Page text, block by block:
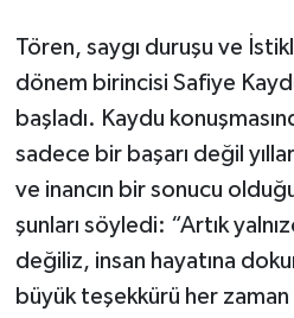
Tören, saygı duruşu ve
dönem birincisi Safiye
başladı. Kaydu
sadece bir başarı değil
ve inancın bir sonucu
şunları söyledi: “Artık
değiliz, insan hayatına
büyük teşekkürü her
Tarihi Yapılarımız
Teknoloji
Türkiye
Yerel